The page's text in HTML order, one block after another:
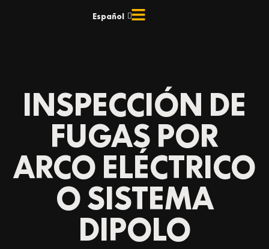
Español
English
INSPECCIÓN DE
FUGAS POR
ARCO ELÉCTRICO
O SISTEMA
DIPOLO